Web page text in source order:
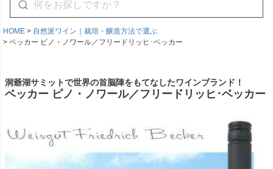
HOME
自然派ワイン｜栽培・醸造方法で選ぶ
ベッカー ピノ・ノワール／フリードリッヒ･ベッカー
洞爺湖サミットで世界の首脳陣をもてなしたワインブランド！
ベッカー ピノ・ノワール／フリードリッヒ･ベッカー